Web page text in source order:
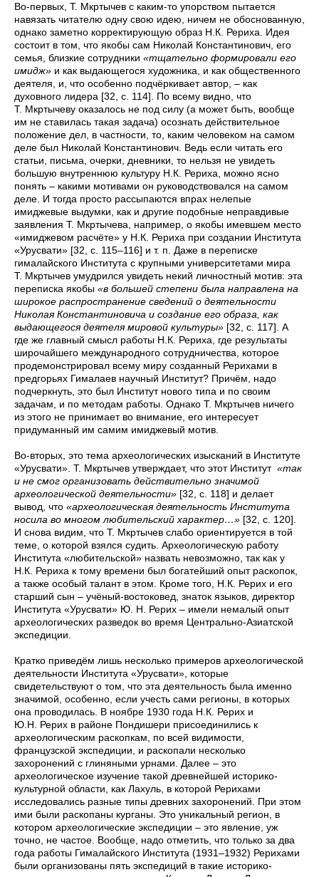
Во-первых, Т. Мкртычев с каким-то упорством пытается
навязать читателю одну свою идею, ничем не обоснованную,
однако заметно корректирующую образ Н.К. Рериха. Идея
состоит в том, что якобы сам Николай Константинович, его
семья, близкие сотрудники «тщательно формировали его
имидж» и как выдающегося художника, и как общественного
деятеля, и, что особенно подчёркивает автор, – как
духовного лидера [32, с. 114]. По всему видно, что
Т. Мкртычеву оказалось не под силу (а может быть, вообще
им не ставилась такая задача) осознать действительное
положение дел, в частности, то, каким человеком на самом
деле был Николай Константинович. Ведь если читать его
статьи, письма, очерки, дневники, то нельзя не увидеть
большую внутреннюю культуру Н.К. Рериха, можно ясно
понять – какими мотивами он руководствовался на самом
деле. И тогда просто рассыпаются впрах нелепые
имиджевые выдумки, как и другие подобные неправдивые
заявления Т. Мкртычева, например, о якобы имевшем место
«имиджевом расчёте» у Н.К. Рериха при создании Института
«Урусвати» [32, с. 115–116] и т. п. Даже в переписке
гималайского Института с крупными университетами мира
Т. Мкртычев умудрился увидеть некий личностный мотив: эта
переписка якобы «в большей степени была направлена на
широкое распространение сведений о деятельности
Николая Константиновича и создание его образа, как
выдающегося деятеля мировой культуры» [32, с. 117]. А
где же главный смысл работы Н.К. Рериха, где результаты
широчайшего международного сотрудничества, которое
продемонстрировал всему миру созданный Рерихами в
предгорьях Гималаев научный Институт? Причём, надо
подчеркнуть, это был Институт нового типа и по своим
задачам, и по методам работы. Однако Т. Мкртычев ничего
из этого не принимает во внимание, его интересует
придуманный им самим имиджевый мотив.
Во-вторых, это тема археологических изысканий в Институте
«Урусвати». Т. Мкртычев утверждает, что этот Институт «так
и не смог организовать действительно значимой
археологической деятельности» [32, с. 118] и делает
вывод, что «археологическая деятельность Института
носила во многом любительский характер…» [32, с. 120].
И снова видим, что Т. Мкртычев слабо ориентируется в той
теме, о которой взялся судить. Археологическую работу
Института «любительской» назвать невозможно, так как у
Н.К. Рериха к тому времени был богатейший опыт раскопок,
а также особый талант в этом. Кроме того, Н.К. Рерих и его
старший сын – учёный-востоковед, знаток языков, директор
Института «Урусвати» Ю. Н. Рерих – имели немалый опыт
археологических разведок во время Центрально-Азиатской
экспедиции.
Кратко приведём лишь несколько примеров археологической
деятельности Института «Урусвати», которые
свидетельствуют о том, что эта деятельность была именно
значимой, особенно, если учесть сами регионы, в которых
она проводилась. В ноябре 1930 года Н.К. Рерих и
Ю.Н. Рерих в районе Пондишери присоединились к
археологическим раскопкам, по всей видимости,
французской экспедиции, и раскопали несколько
захоронений с глиняными урнами. Далее – это
археологическое изучение такой древнейшей историко-
культурной области, как Лахуль, в которой Рерихами
исследовались разные типы древних захоронений. При этом
ими были раскопаны курганы. Это уникальный регион, в
котором археологические экспедиции – это явление, уж
точно, не частое. Вообще, надо отметить, что только за два
года работы Гималайского Института (1931–1932) Рерихами
были организованы пять экспедиций в такие историко-